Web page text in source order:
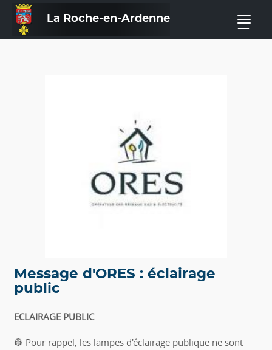
La Roche-en-Ardenne —
Message d'ORES : éclairage
public
ECLAIRAGE PUBLIC
👷 Pour rappel, les lampes d'éclairage publique ne sont